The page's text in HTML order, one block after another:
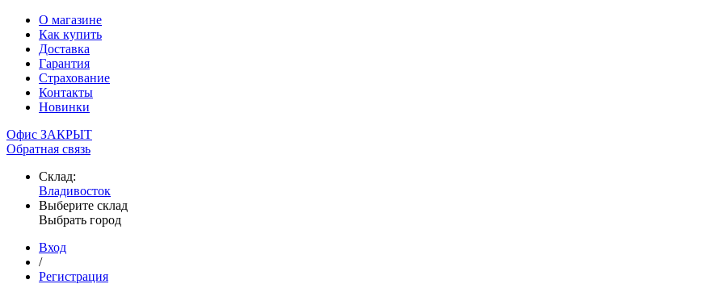
О магазине
Как купить
Доставка
Гарантия
Страхование
Контакты
Новинки
Офис ЗАКРЫТ
Обратная связь
Склад:
Владивосток
Выберите склад
Выбрать город
Вход
/
Регистрация